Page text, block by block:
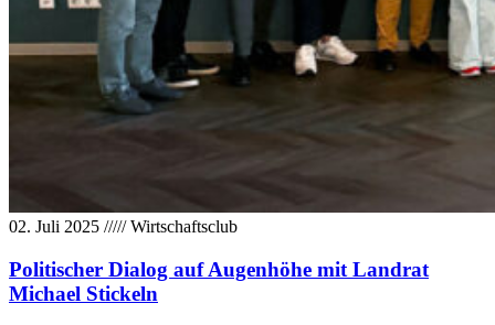
02. Juli 2025 /////Wirtschaftsclub
Politischer Dialog auf Augenhöhe mit Landrat
Michael Stickeln